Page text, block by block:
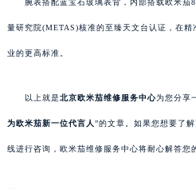
腕表搭配蓝宝石玻璃表背，内部搭载欧米茄
量研究院(METAS)核准的至臻天文台认证，在
业的更高标准。
以上就是北京欧米茄维修服务中心为您分享
为欧米茄新一位代言人 ”的文章。如果您想要了
线进行咨询，欧米茄维修服务中心将耐心解答您